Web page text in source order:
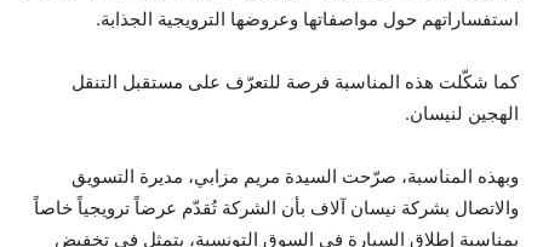
استفساراتهم حول مواصفاتها وعروضها الترويجية الجذابة.
كما شكّلت هذه المناسبة فرصة للتعرّف على مستقبل التنقل
الهجين لنيسان.
وبهذه المناسبة، صرّحت السيدة مريم مزابي، مديرة التسويق
والاتصال بشركة نيسان آلاف بأن الشركة تُقدّم عرضاً ترويجياً خاصاً
بمناسبة إطلاق السيارة في السوق التونسية، يتمثل في تخفيض